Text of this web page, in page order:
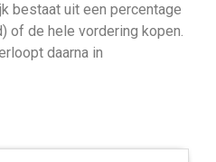
bestaat uit een percentage
of de hele vordering kopen.
daarna in